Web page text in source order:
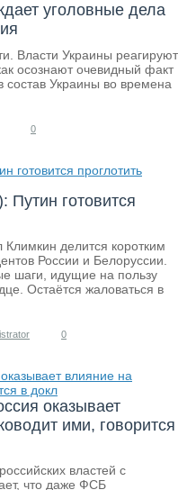
уголовные дела
Украины реагируют
осознают очевидный факт
состав Украины во времена
0
Путин готовится
Климкин делится коротким
России и Белоруссии.
шаги, идущие на пользу
Остаётся жаловаться в
0
оказывает
ими, говорится
властей с
что даже ФСБ